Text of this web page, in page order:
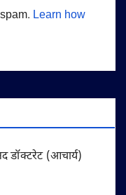
Learn how
डॉक्टरेट (आचार्य)